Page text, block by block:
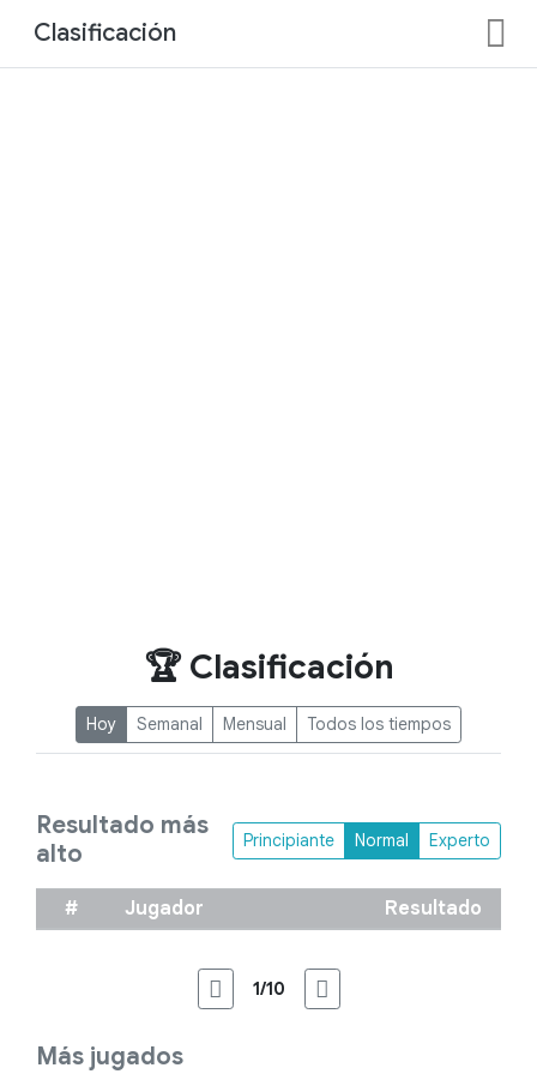
Clasificación
🏆 Clasificación
Hoy Semanal Mensual Todos los tiempos
Resultado más
alto
Principiante Normal Experto
# Jugador Resultado
1/10
Más jugados